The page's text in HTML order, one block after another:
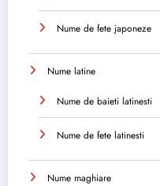
Nume de fete japoneze
Nume latine
Nume de baieti latinesti
Nume de fete latinesti
Nume maghiare